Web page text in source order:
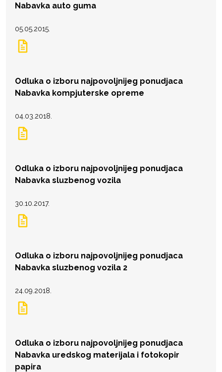
Nabavka auto guma
05.05.2015.
Odluka o izboru najpovoljnijeg ponudjaca
Nabavka kompjuterske opreme
04.03.2018.
Odluka o izboru najpovoljnijeg ponudjaca
Nabavka sluzbenog vozila
30.10.2017.
Odluka o izboru najpovoljnijeg ponudjaca
Nabavka sluzbenog vozila 2
24.09.2018.
Odluka o izboru najpovoljnijeg ponudjaca
Nabavka uredskog materijala i fotokopir
papira